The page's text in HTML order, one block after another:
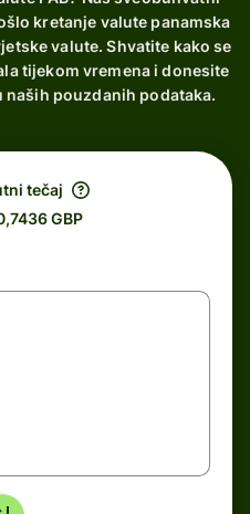
kretanje valute panamska
valute. Shvatite kako se
tijekom vremena i donesite
pouzdanih podataka.
tečaj
GBP